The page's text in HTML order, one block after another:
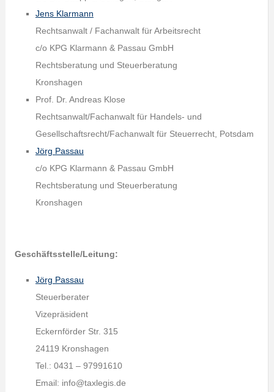
Jens Klarmann
Rechtsanwalt / Fachanwalt für Arbeitsrecht
c/o KPG Klarmann & Passau GmbH
Rechtsberatung und Steuerberatung
Kronshagen
Prof. Dr. Andreas Klose
Rechtsanwalt/Fachanwalt für Handels- und
Gesellschaftsrecht/Fachanwalt für Steuerrecht, Potsdam
Jörg Passau
c/o KPG Klarmann & Passau GmbH
Rechtsberatung und Steuerberatung
Kronshagen
Geschäftsstelle/Leitung:
Jörg Passau
Steuerberater
Vizepräsident
Eckernförder Str. 315
24119 Kronshagen
Tel.: 0431 – 97991610
Email: info@taxlegis.de